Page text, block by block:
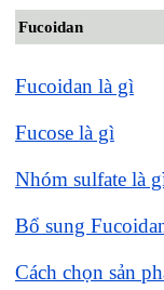
Fucoidan
Fucoidan là gì
Fucose là gì
Nhóm sulfate là
Bổ sung
Cách chọn sản